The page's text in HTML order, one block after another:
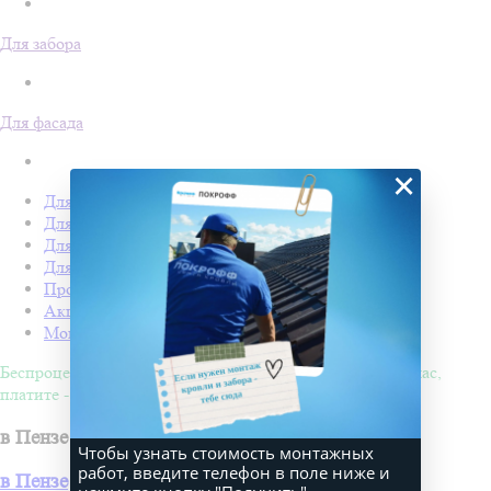
Для забора
Для фасада
Для кровли
Для забора
Для фасада
Для дачи
Производство Покрофф
Акции
Монтаж
Беспроцентная рассрочка на 4 месяца. Покупайте - сейчас,
платите - потом!
в Пензе
в Пензе
×
Чтобы узнать стоимость монтажных
работ, введите телефон в поле ниже и